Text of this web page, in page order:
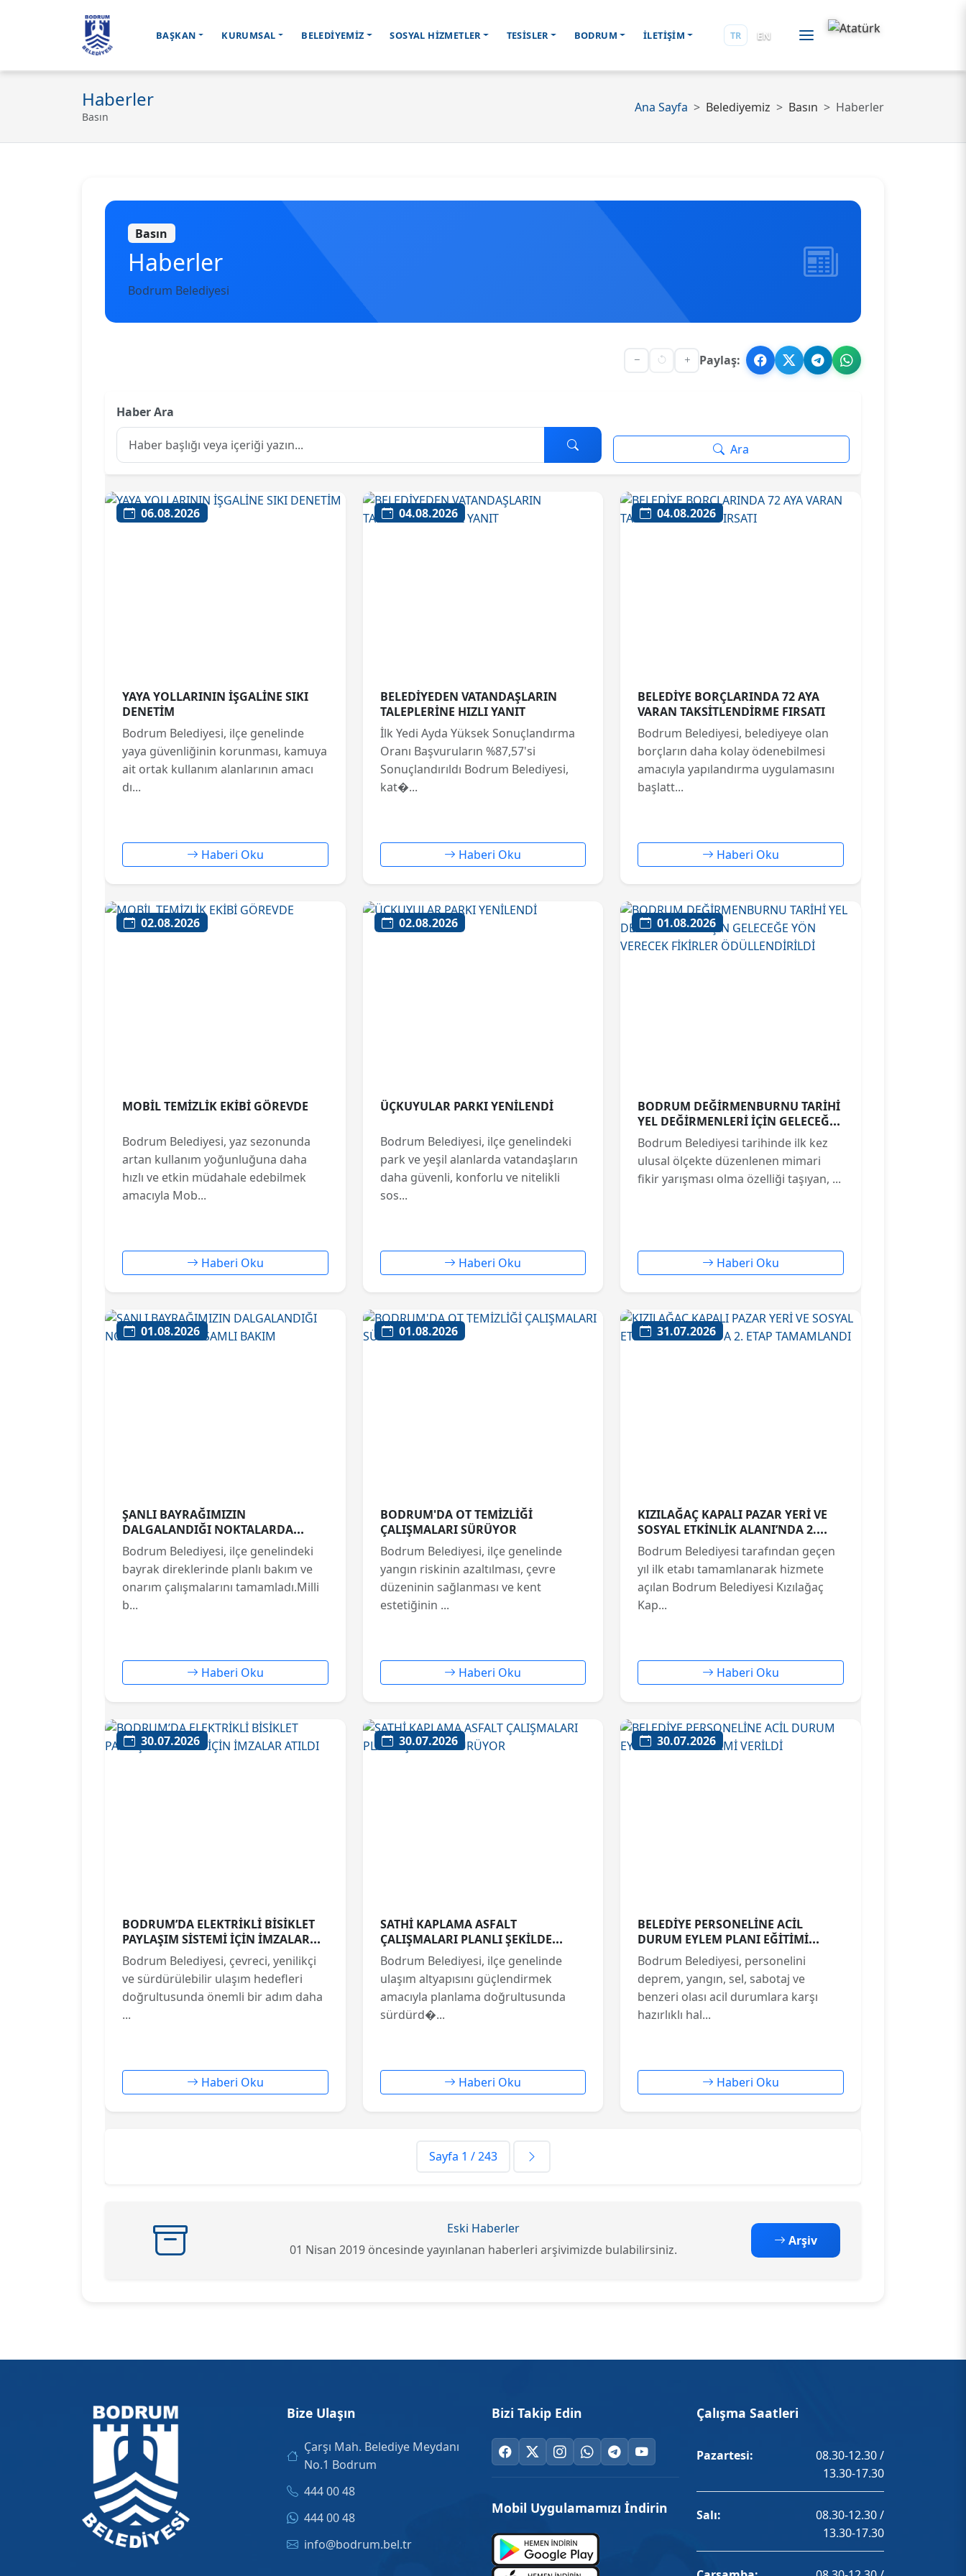
BAŞKAN KURUMSAL BELEDİYEMİZ SOSYAL HİZMETLER TESİSLER BODRUM İLETİŞİM TR EN
Haberler
Basın
Ana Sayfa Belediyemiz Basın Haberler
Basın
Haberler
Bodrum Belediyesi
Paylaş:
Haber Ara
Ara
06.08.2026
YAYA YOLLARININ İŞGALİNE SIKI
DENETİM
Bodrum Belediyesi, ilçe genelinde
yaya güvenliğinin korunması, kamuya
ait ortak kullanım alanlarının amacı
dı...
Haberi Oku
04.08.2026
BELEDİYEDEN VATANDAŞLARIN
TALEPLERİNE HIZLI YANIT
İlk Yedi Ayda Yüksek Sonuçlandırma
Oranı Başvuruların %87,57'si
Sonuçlandırıldı Bodrum Belediyesi,
kat�...
Haberi Oku
04.08.2026
BELEDİYE BORÇLARINDA 72 AYA
VARAN TAKSİTLENDİRME FIRSATI
Bodrum Belediyesi, belediyeye olan
borçların daha kolay ödenebilmesi
amacıyla yapılandırma uygulamasını
başlatt...
Haberi Oku
02.08.2026
MOBİL TEMİZLİK EKİBİ GÖREVDE
Bodrum Belediyesi, yaz sezonunda
artan kullanım yoğunluğuna daha
hızlı ve etkin müdahale edebilmek
amacıyla Mob...
Haberi Oku
02.08.2026
ÜÇKUYULAR PARKI YENİLENDİ
Bodrum Belediyesi, ilçe genelindeki
park ve yeşil alanlarda vatandaşların
daha güvenli, konforlu ve nitelikli
sos...
Haberi Oku
01.08.2026
BODRUM DEĞİRMENBURNU TARİHİ
YEL DEĞİRMENLERİ İÇİN GELECEĞE
YÖN VERECEK FİKİRLER
ÖDÜLLENDİRİLDİ
Bodrum Belediyesi tarihinde ilk kez
ulusal ölçekte düzenlenen mimari
fikir yarışması olma özelliği taşıyan, ...
Haberi Oku
01.08.2026
ŞANLI BAYRAĞIMIZIN
DALGALANDIĞI NOKTALARDA
KAPSAMLI BAKIM
Bodrum Belediyesi, ilçe genelindeki
bayrak direklerinde planlı bakım ve
onarım çalışmalarını tamamladı.Milli
b...
Haberi Oku
01.08.2026
BODRUM'DA OT TEMİZLİĞİ
ÇALIŞMALARI SÜRÜYOR
Bodrum Belediyesi, ilçe genelinde
yangın riskinin azaltılması, çevre
düzeninin sağlanması ve kent
estetiğinin ...
Haberi Oku
31.07.2026
KIZILAĞAÇ KAPALI PAZAR YERİ VE
SOSYAL ETKİNLİK ALANI’NDA 2.
ETAP TAMAMLANDI
Bodrum Belediyesi tarafından geçen
yıl ilk etabı tamamlanarak hizmete
açılan Bodrum Belediyesi Kızılağaç
Kap...
Haberi Oku
30.07.2026
BODRUM’DA ELEKTRİKLİ BİSİKLET
PAYLAŞIM SİSTEMİ İÇİN İMZALAR
ATILDI
Bodrum Belediyesi, çevreci, yenilikçi
ve sürdürülebilir ulaşım hedefleri
doğrultusunda önemli bir adım daha
...
Haberi Oku
30.07.2026
SATHİ KAPLAMA ASFALT
ÇALIŞMALARI PLANLI ŞEKİLDE
SÜRÜYOR
Bodrum Belediyesi, ilçe genelinde
ulaşım altyapısını güçlendirmek
amacıyla planlama doğrultusunda
sürdürd�...
Haberi Oku
30.07.2026
BELEDİYE PERSONELİNE ACİL
DURUM EYLEM PLANI EĞİTİMİ
VERİLDİ
Bodrum Belediyesi, personelini
deprem, yangın, sel, sabotaj ve
benzeri olası acil durumlara karşı
hazırlıklı hal...
Haberi Oku
Sayfa 1 / 243
Eski Haberler
01 Nisan 2019 öncesinde yayınlanan haberleri arşivimizde bulabilirsiniz.
Arşiv
Bize Ulaşın
Çarşı Mah. Belediye Meydanı
No.1 Bodrum
444 00 48
444 00 48
info@bodrum.bel.tr
Bizi Takip Edin
Mobil Uygulamamızı İndirin
Çalışma Saatleri
Pazartesi:
08.30-12.30 /
13.30-17.30
Salı:
08.30-12.30 /
13.30-17.30